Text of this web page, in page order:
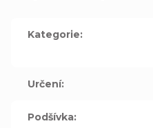
Kategorie:
Určení:
Podšívka: